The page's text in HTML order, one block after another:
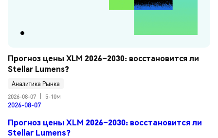
Прогноз цены XLM 2026–2030: восстановится ли
Stellar Lumens?
Аналитика Рынка
2026-08-07
5-10м
2026-08-07
Прогноз цены XLM 2026–2030: восстановится ли
Stellar Lumens?